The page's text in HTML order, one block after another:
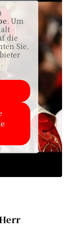
. Um
die
Sie,